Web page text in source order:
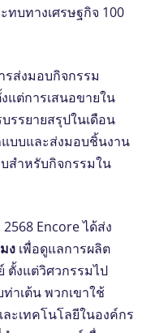
ทบทางเศรษฐกิจ 100
รส่งมอบกิจกรรม
แต่การเสนอขายใน
รรยายสรุปในเดือน
บบและส่งมอบชิ้นงาน
สําหรับกิจกรรมใน
Encore ได้ส่ง
ง เพื่อดูแลการผลิต
ตั้งแต่วิศวกรรมไป
าเต้น พวกเขาใช้
ะเทคโนโลยีในองค์กร